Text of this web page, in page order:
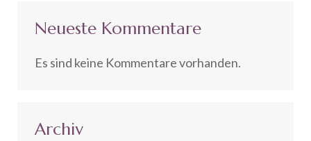
Neueste Kommentare
Es sind keine Kommentare vorhanden.
Archiv